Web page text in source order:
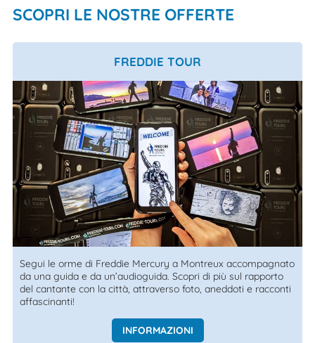
SCOPRI LE NOSTRE OFFERTE
FREDDIE TOUR
Segui le orme di Freddie Mercury a Montreux accompagnato
da una guida e da un’audioguida. Scopri di più sul rapporto
del cantante con la città, attraverso foto, aneddoti e racconti
affascinanti!
INFORMAZIONI